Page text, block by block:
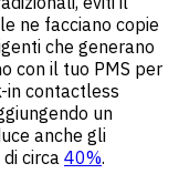
ne facciano copie
che generano
con il tuo PMS per
in contactless
un
anche gli
circa 40%.